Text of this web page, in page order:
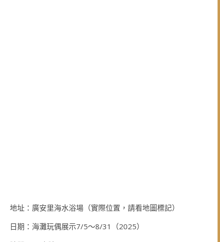
地址：廣安里海水浴場（實際位置，請看地圖標記）
日期：海灘玩偶展示7/5～8/31（2025）